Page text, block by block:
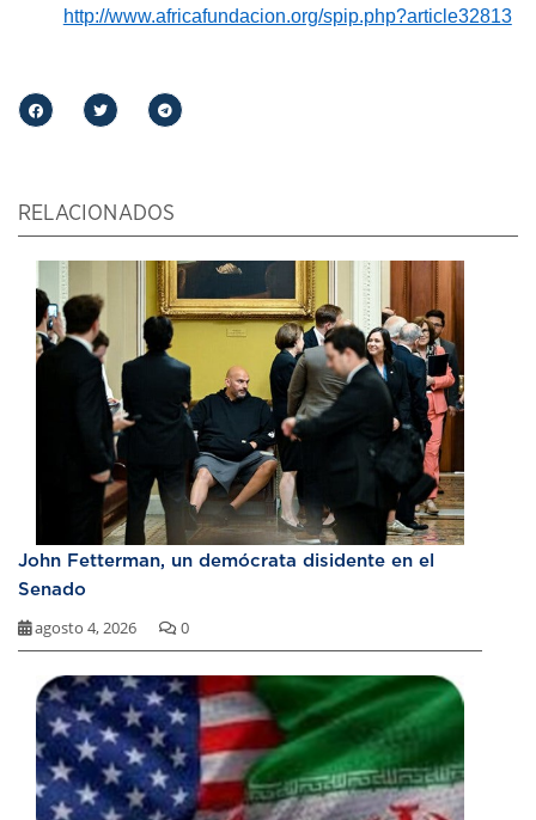
http://www.africafundacion.org/spip.php?article32813
RELACIONADOS
John Fetterman, un demócrata disidente en el
Senado
agosto 4, 2026 0